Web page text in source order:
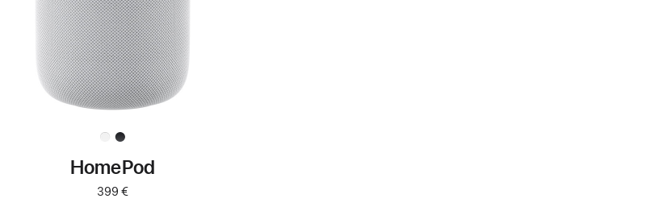
HomePod
399 €